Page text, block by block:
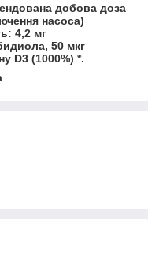
добова доза
насоса)
4,2 мг
50 мкг
D3 (1000%) *.